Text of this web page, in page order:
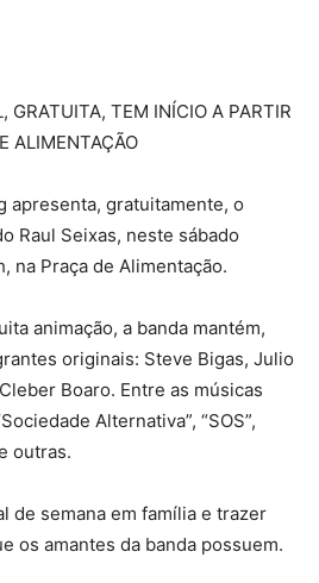
GRATUITA, TEM INÍCIO A PARTIR
ALIMENTAÇÃO
apresenta, gratuitamente, o
Raul Seixas, neste sábado
na Praça de Alimentação.
animação, a banda mantém,
originais: Steve Bigas, Julio
Boaro. Entre as músicas
Alternativa”, “SOS”,
outras.
de semana em família e trazer
os amantes da banda possuem.